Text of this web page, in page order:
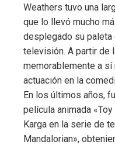
Weathers tuvo una
que lo llevó mucho
desplegado su
televisión. A partir de
memorablemente a
actuación en la
En los últimos años,
película animada
Karga en la serie de
Mandalorian»,